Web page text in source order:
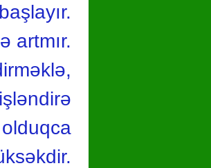
artmır.